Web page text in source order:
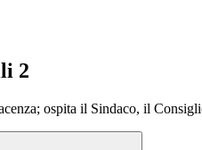
2
ospita il Sindaco, il